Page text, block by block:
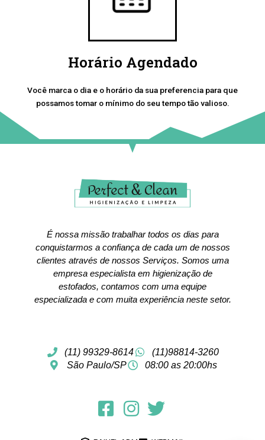
Horário Agendado
Você marca o dia e o horário da sua preferencia para que
possamos tomar o mínimo do seu tempo tão valioso.
É nossa missão trabalhar todos os dias para
conquistarmos a confiança de cada um de nossos
clientes através de nossos Serviços. Somos uma
empresa especialista em higienização de
estofados, contamos com uma equipe
especializada e com muita experiência neste setor.
(11) 99329-8614
(11)98814-3260
São Paulo/SP
08:00 as 20:00hs